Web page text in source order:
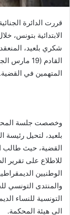
قررت الدائرة
الابتدائية بتونس،
شكري بلعيد،
القادم (19
المتهمين في القضية.
وخصصت جلسة
بلعيد، لتحيل رئيسة
القضية، حيث طالب
للاطلاع على تقرير
الوطنيين
والمنتدى التونسي
التونسية للنساء
الى هيئة المحكمة.